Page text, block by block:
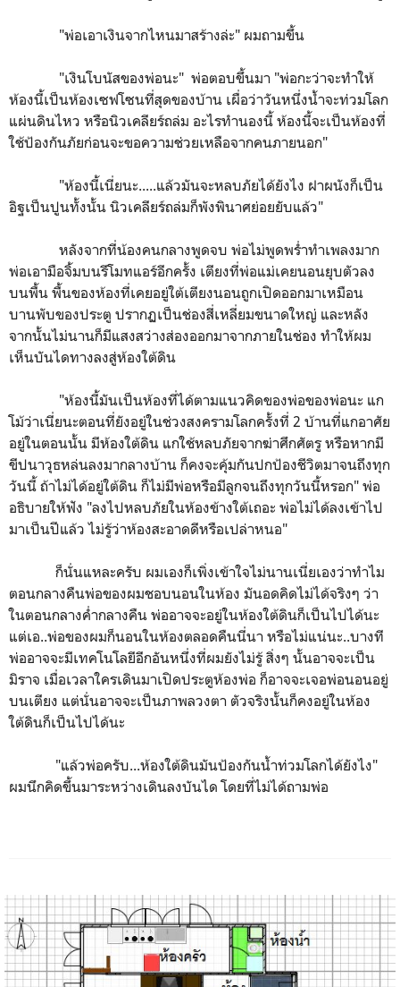
"พ่อเอาเงินจากไหนมาสร้างล่ะ" ผมถามขึ้น
"เงินโบนัสของพ่อนะ" พ่อตอบขึ้นมา "พ่อกะว่าจะทำให้
ห้องนี้เป็นห้องเซฟโซนที่สุดของบ้าน เผื่อว่าวันหนึ่งน้ำจะท่วมโลก
แผ่นดินไหว หรือนิวเคลียร์ถล่ม อะไรทำนองนี้ ห้องนี้จะเป็นห้องที่
ใช้ป้องกันภัยก่อนจะขอความช่วยเหลือจากคนภายนอก"
"ห้องนี้เนี่ยนะ.....แล้วมันจะหลบภัยได้ยังไง ฝาผนังก็เป็น
อิฐเป็นปูนทั้งนั้น นิวเคลียร์ถล่มก็พังพินาศย่อยยับแล้ว"
หลังจากที่น้องคนกลางพูดจบ พ่อไม่พูดพร่ำทำเพลงมาก
พ่อเอามือจิ้มบนรีโมทแอร์อีกครั้ง เตียงที่พ่อแม่เคยนอนยุบตัวลง
บนพื้น พื้นของห้องที่เคยอยู่ใต้เตียงนอนถูกเปิดออกมาเหมือน
บานพับของประตู ปรากฏเป็นช่องสี่เหลี่ยมขนาดใหญ่ และหลัง
จากนั้นไม่นานก็มีแสงสว่างส่องออกมาจากภายในช่อง ทำให้ผม
เห็นบันไดทางลงสู่ห้องใต้ดิน
"ห้องนี้มันเป็นห้องที่ได้ตามแนวคิดของพ่อของพ่อนะ แก
โม้ว่าเนี่ยนะตอนที่ยังอยู่ในช่วงสงครามโลกครั้งที่ 2 บ้านที่แกอาศัย
อยู่ในตอนนั้น มีห้องใต้ดิน แกใช้หลบภัยจากฆ่าศึกศัตรู หรือหากมี
ขีปนาวุธหล่นลงมากลางบ้าน ก็คงจะคุ้มกันปกป้องชีวิตมาจนถึงทุก
วันนี้ ถ้าไม่ได้อยู่ใต้ดิน ก็ไม่มีพ่อหรือมีลูกจนถึงทุกวันนี้หรอก" พ่อ
อธิบายให้ฟัง "ลงไปหลบภัยในห้องข้างใต้เถอะ พ่อไม่ได้ลงเข้าไป
มาเป็นปีแล้ว ไม่รู้ว่าห้องสะอาดดีหรือเปล่าหนอ"
ก็นั่นแหละครับ ผมเองก็เพิ่งเข้าใจไม่นานเนี่ยเองว่าทำไม
ตอนกลางคืนพ่อของผมชอบนอนในห้อง มันอดคิดไม่ได้จริงๆ ว่า
ในตอนกลางค่ำกลางคืน พ่ออาจจะอยู่ในห้องใต้ดินก็เป็นไปได้นะ
แต่เอ..พ่อของผมก็นอนในห้องตลอดคืนนี่นา หรือไม่แน่นะ..บางที
พ่ออาจจะมีเทคโนโลยีอีกอันหนึ่งที่ผมยังไม่รู้ สิ่งๆ นั้นอาจจะเป็น
มิราจ เมื่อเวลาใครเดินมาเปิดประตูห้องพ่อ ก็อาจจะเจอพ่อนอนอยู่
บนเตียง แต่นั่นอาจจะเป็นภาพลวงตา ตัวจริงนั้นก็คงอยู่ในห้อง
ใต้ดินก็เป็นไปได้นะ
"แล้วพ่อครับ...ห้องใต้ดินมันป้องกันน้ำท่วมโลกได้ยังไง"
ผมนึกคิดขึ้นมาระหว่างเดินลงบันได โดยที่ไม่ได้ถามพ่อ